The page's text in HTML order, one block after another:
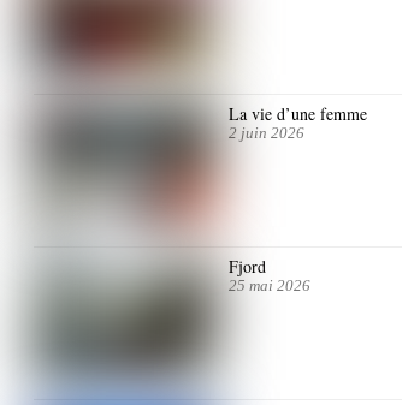
La vie d’une femme
2 juin 2026
Fjord
25 mai 2026